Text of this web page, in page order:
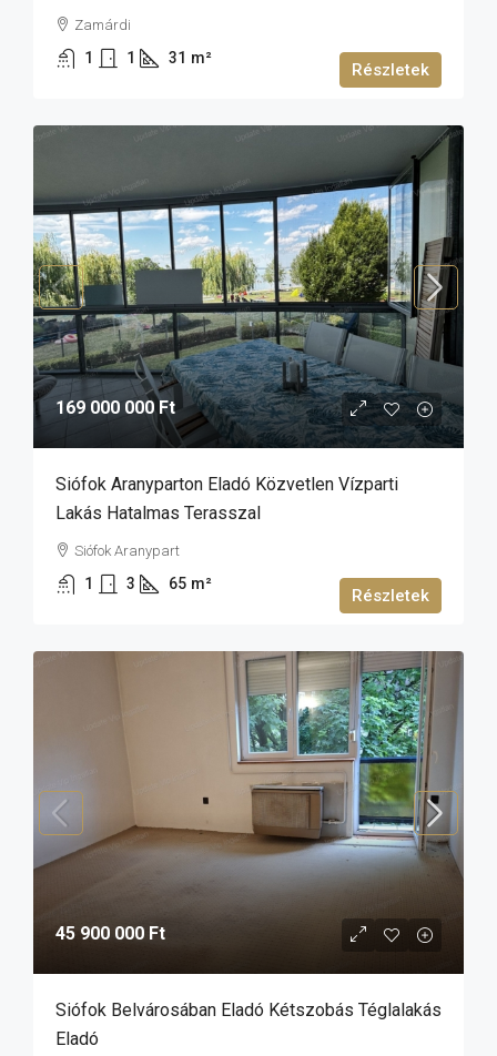
Zamárdi
1 1 31 m²
Részletek
169 000 000 Ft
Siófok Aranyparton Eladó Közvetlen Vízparti
Lakás Hatalmas Terasszal
Siófok Aranypart
1 3 65 m²
Részletek
45 900 000 Ft
Siófok Belvárosában Eladó Kétszobás Téglalakás
Eladó